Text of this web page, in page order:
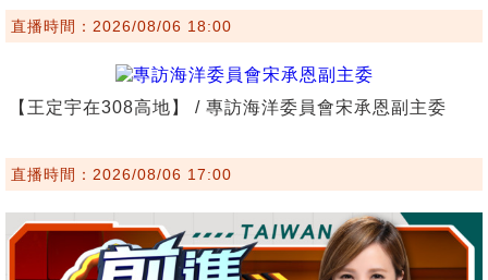
直播時間：2026/08/06 18:00
【王定宇在308高地】 / 專訪海洋委員會宋承恩副主委
直播時間：2026/08/06 17:00